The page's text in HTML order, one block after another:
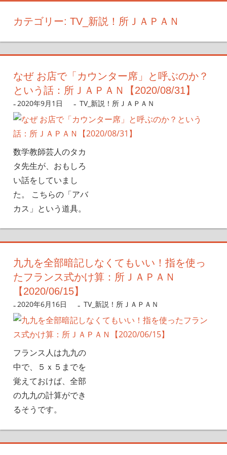
カテゴリー: TV_新説！所ＪＡＰＡＮ
なぜ お店で「カウンター席」と呼ぶのか？
という話：所ＪＡＰＡＮ【2020/08/31】
2020年9月1日 nanigoto
TV_新説！所ＪＡＰＡＮ
数学教師芸人のタカ
タ先生が、おもしろ
い話をしていまし
た。 こちらの「アバ
カス」という道具。
九九を全部暗記しなくてもいい！指を使っ
たフランス式かけ算：所ＪＡＰＡＮ
【2020/06/15】
2020年6月16日 nanigoto
TV_新説！所ＪＡＰＡＮ
フランス人は九九の
中で、５ｘ５までを
覚えておけば、全部
の九九の計算ができ
るそうです。